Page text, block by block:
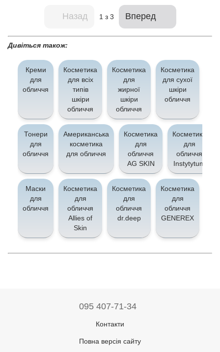
Назад 1 з 3 Вперед
Дивіться також:
Креми
для
обличчя
Косметика
для всіх
типів
шкіри
обличчя
Косметика
для
жирної
шкіри
обличчя
Косметика
для сухої
шкіри
обличчя
Тонери
для
обличчя
Американська
косметика
для обличчя
Косметика
для
обличчя
AG SKIN
Косметика
для
обличчя
Instytytum
Маски
для
обличчя
Косметика
для
обличчя
Allies of
Skin
Косметика
для
обличчя
dr.deep
Косметика
для
обличчя
GENEREX
095 407-71-34
Контакти
Повна версія сайту